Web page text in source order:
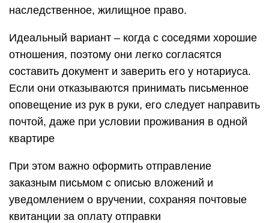
наследственное, жилищное право.
Идеальный вариант – когда с соседями хорошие
отношения, поэтому они легко согласятся
составить документ и заверить его у нотариуса.
Если они отказываются принимать письменное
оповещение из рук в руки, его следует направить
почтой, даже при условии проживания в одной
квартире
При этом важно оформить отправление
заказным письмом с описью вложений и
уведомлением о вручении, сохраняя почтовые
квитанции за оплату отправки